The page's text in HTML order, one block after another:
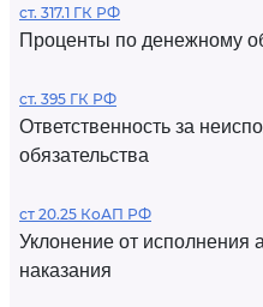
ст. 317.1 ГК РФ
Проценты по денежному
ст. 395 ГК РФ
Ответственность за
обязательства
ст 20.25 КоАП РФ
Уклонение от исполнения
наказания